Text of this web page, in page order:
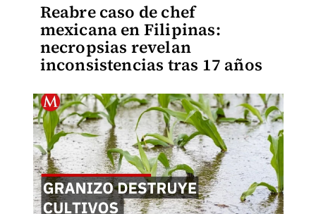
Reabre caso de chef
mexicana en Filipinas:
necropsias revelan
inconsistencias tras 17 años